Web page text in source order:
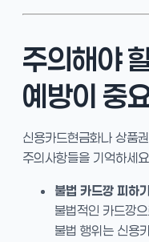
주의해야
예방이 중
신용카드현금화나 상품
주의사항들을 기억하세
불법 카드깡 피하기
불법적인 카드깡
불법 행위는 신용